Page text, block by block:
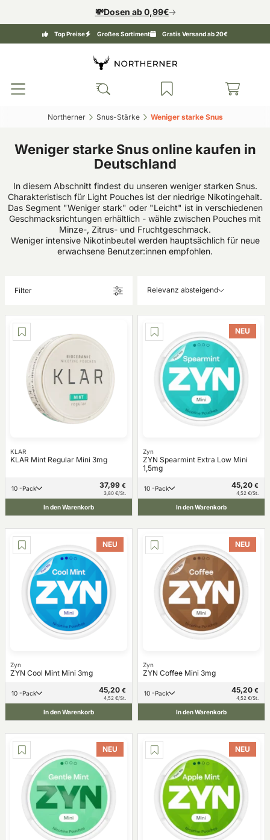
💸Dosen ab 0,99€
Top Preise Großes Sortiment Gratis Versand ab 20€
Northerner‎ Snus-Stärke‎ Weniger starke Snus‎
Weniger starke Snus online kaufen in
Deutschland
In diesem Abschnitt findest du unseren weniger starken Snus.
Charakteristisch für Light Pouches ist der niedrige Nikotingehalt.
Das Segment "Weniger stark" oder "Leicht" ist in verschiedenen
Geschmacksrichtungen erhältlich - wähle zwischen Pouches mit
Minze-, Zitrus- und Fruchtgeschmack.
Weniger intensive Nikotinbeutel werden hauptsächlich für neue
erwachsene Benutzer:innen empfohlen.
Filter Relevanz absteigend
KLAR
KLAR Mint Regular Mini 3mg
10 -Pack 37,99 €
3,80 €/St.
In den Warenkorb
NEU
Zyn
ZYN Spearmint Extra Low Mini
1,5mg
10 -Pack 45,20 €
4,52 €/St.
In den Warenkorb
NEU
Zyn
ZYN Cool Mint Mini 3mg
10 -Pack 45,20 €
4,52 €/St.
In den Warenkorb
NEU
Zyn
ZYN Coffee Mini 3mg
10 -Pack 45,20 €
4,52 €/St.
In den Warenkorb
NEU NEU